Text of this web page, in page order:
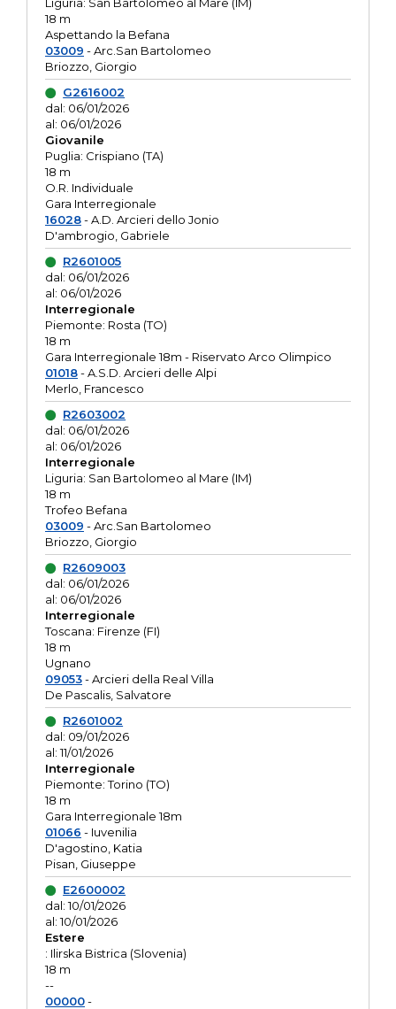
18 m
Aspettando la Befana
03009 - Arc.San Bartolomeo
Briozzo, Giorgio
G2616002
dal: 06/01/2026
al: 06/01/2026
Giovanile
Puglia: Crispiano (TA)
18 m
O.R. Individuale
Gara Interregionale
16028- A.D. Arcieri dello Jonio
D'ambrogio, Gabriele
R2601005
dal: 06/01/2026
al: 06/01/2026
Interregionale
Piemonte: Rosta (TO)
18 m
Gara Interregionale 18m - Riservato Arco Olimpico
01018- A.S.D. Arcieri delle Alpi
Merlo, Francesco
R2603002
dal: 06/01/2026
al: 06/01/2026
Interregionale
Liguria: San Bartolomeo al Mare (IM)
18 m
Trofeo Befana
03009 - Arc.San Bartolomeo
Briozzo, Giorgio
R2609003
dal: 06/01/2026
al: 06/01/2026
Interregionale
Toscana: Firenze (FI)
18 m
Ugnano
09053- Arcieri della Real Villa
De Pascalis, Salvatore
R2601002
dal: 09/01/2026
al: 11/01/2026
Interregionale
Piemonte: Torino (TO)
18 m
Gara Interregionale 18m
01066 - Iuvenilia
D'agostino, Katia
Pisan, Giuseppe
E2600002
dal: 10/01/2026
al: 10/01/2026
Estere
: Ilirska Bistrica (Slovenia)
18 m
--
00000-